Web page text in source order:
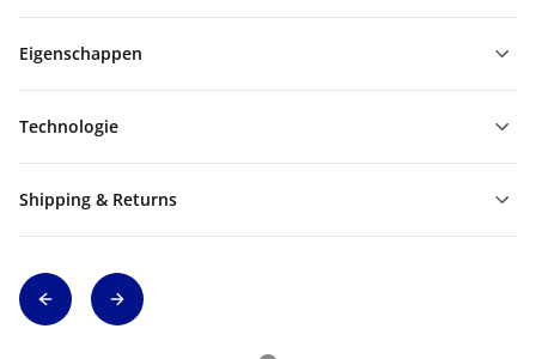
Eigenschappen
Technologie
Shipping & Returns